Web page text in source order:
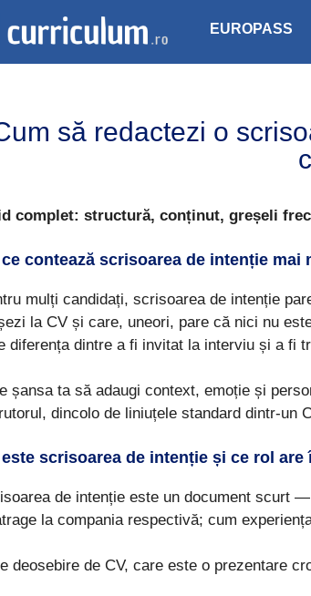
EUROPASS
să redactezi o
complet: structură, conținut, greșeli
ce contează scrisoarea de intenție mai
mulți candidați, scrisoarea de intenție
la CV și care, uneori, pare că nici nu
diferența dintre a fi invitat la interviu și a fi
șansa ta să adaugi context, emoție și
dincolo de liniuțele standard dintr-un
este scrisoarea de intenție și ce rol
de intenție este un document scurt
la compania respectivă; cum
deosebire de CV, care este o prezentare